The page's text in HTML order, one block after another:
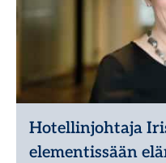
Hotellinjohtaja
elementissään